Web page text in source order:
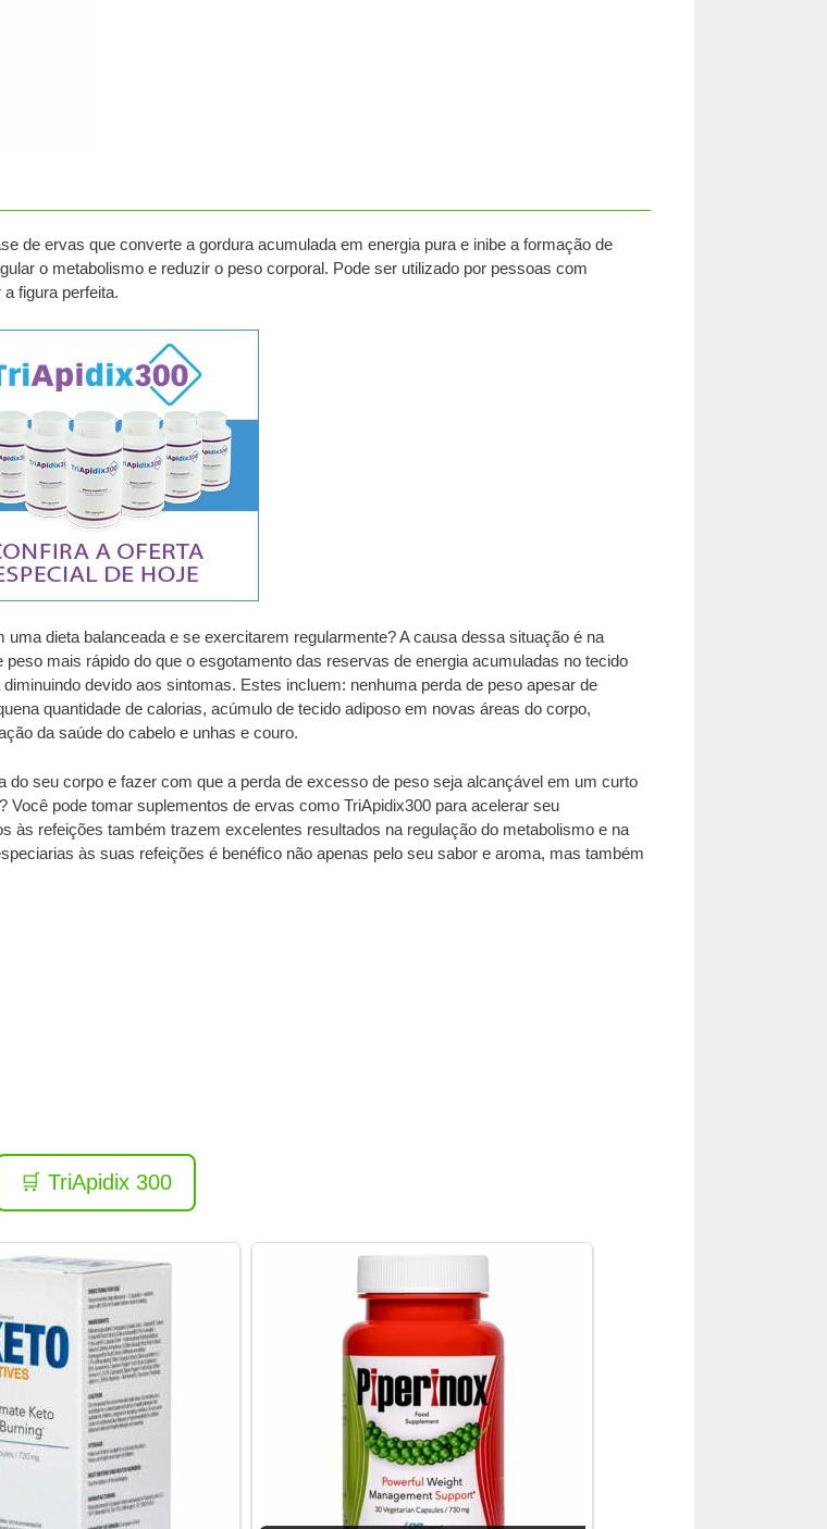
de ervas que converte a gordura acumulada em energia pura e inibe a formação de
o metabolismo e reduzir o peso corporal. Pode ser utilizado por pessoas com
figura perfeita.
dieta balanceada e se exercitarem regularmente? A causa dessa situação é na
mais rápido do que o esgotamento das reservas de energia acumuladas no tecido
devido aos sintomas. Estes incluem: nenhuma perda de peso apesar de
quantidade de calorias, acúmulo de tecido adiposo em novas áreas do corpo,
da saúde do cabelo e unhas e couro.
seu corpo e fazer com que a perda de excesso de peso seja alcançável em um curto
pode tomar suplementos de ervas como TriApidix300 para acelerar seu
às refeições também trazem excelentes resultados na regulação do metabolismo e na
às suas refeições é benéfico não apenas pelo seu sabor e aroma, mas também
🛒 TriApidix 300